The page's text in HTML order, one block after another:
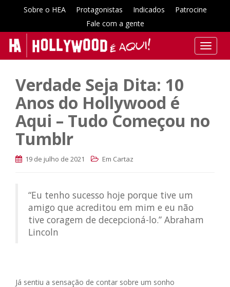
Sobre o HEA Protagonistas Indicados
Patrocine
Fale com a gente
T
o
n
a
Verdade Seja Dita: 10
Anos do Hollywood é
Aqui – Tudo Começou no
Tumblr
19 de julho de 2021 Em Cartaz
“Eu tenho sucesso hoje porque tive um
amigo que acreditou em mim e eu não
tive coragem de decepcioná-lo.” Abraham
Lincoln
Já sentiu a sensação de contar sobre um sonho